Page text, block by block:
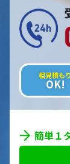
相見積もり
OK!
簡単１